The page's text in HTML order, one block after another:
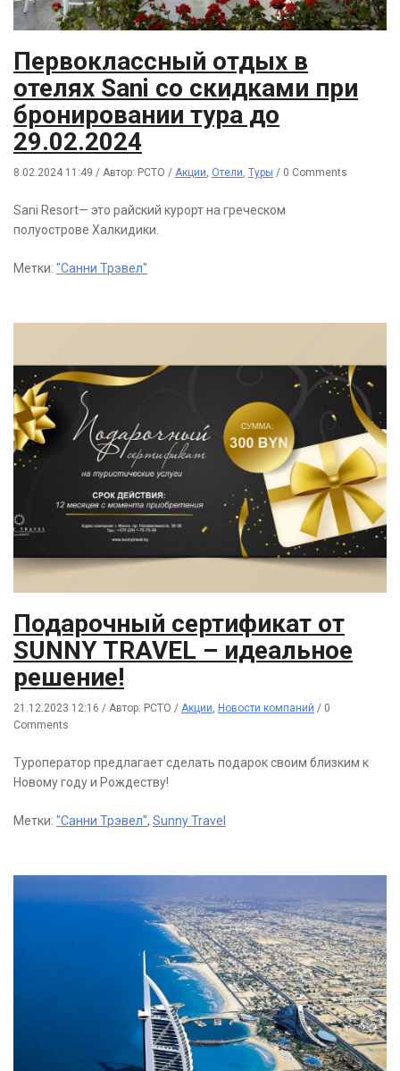
Первоклассный отдых в
отелях Sani со скидками при
бронировании тура до
29.02.2024
8.02.2024 11:49 / Автор: РСТО / Акции Отели Туры / 0 Comments
Sani Resort— это райский курорт на греческом
полуострове Халкидики.
Метки: "Санни Трэвел"
Подарочный сертификат от
SUNNY TRAVEL – идеальное
решение!
21.12.2023 12:16 / Автор: РСТО / Акции, Новости компаний / 0
Comments
Туроператор предлагает сделать подарок своим близким к
Новому году и Рождеству!
Метки: "Санни Трэвел", Sunny Travel